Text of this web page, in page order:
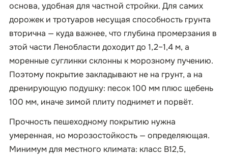
основа, удобная для частной стройки. Для самих
дорожек и тротуаров несущая способность грунта
вторична — куда важнее, что глубина промерзания в
этой части Ленобласти доходит до 1,2–1,4 м, а
моренные суглинки склонны к морозному пучению.
Поэтому покрытие закладывают не на грунт, а на
дренирующую подушку: песок 100 мм плюс щебень
100 мм, иначе зимой плиту поднимет и порвёт.
Прочность пешеходному покрытию нужна
умеренная, но морозостойкость — определяющая.
Минимум для местного климата: класс B12,5,